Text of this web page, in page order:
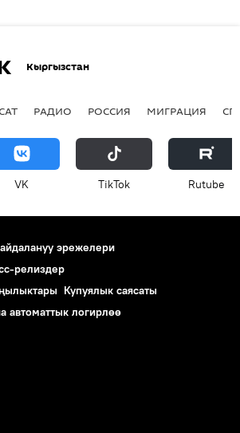
Кыргызстан
РАДИО РОССИЯ МИГРАЦИЯ
VK ТikТоk Rutube
эрежелери
релиздер
Купуялык саясаты
автоматтык логирлөө